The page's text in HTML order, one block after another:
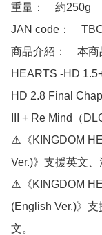
重量：　約250g
JAN code：　
商品介紹：　本
HEARTS -HD
HD 2.8 Final
III + Re Mind（
⚠️《KINGDOM
Ver.)》支援英文
⚠️《KINGDOM
(English Ver.)》
文。